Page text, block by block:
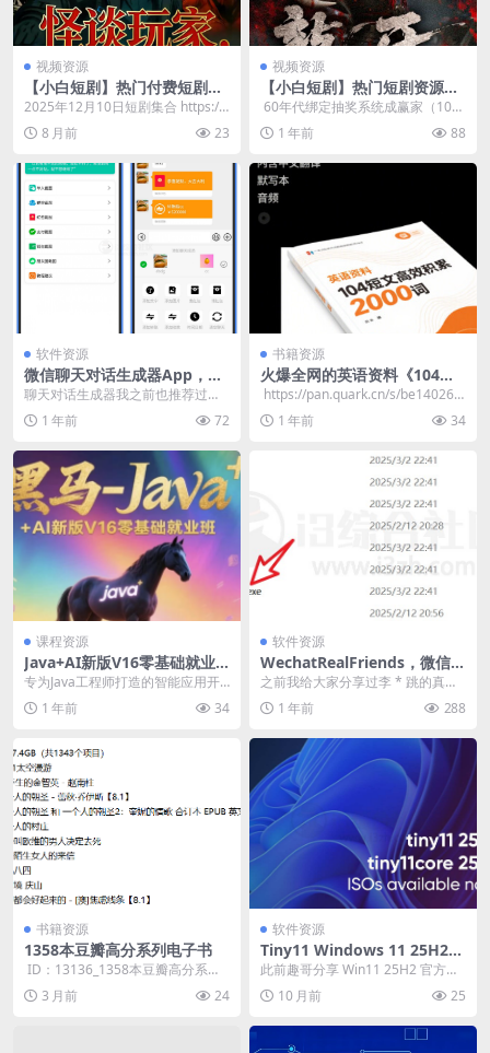
视频资源
【小白短剧】热门付费短剧资
源分享2025年12月10日 47部
2025年12月10日短剧集合 https://
pan.quark.cn/s/f...
8 月前 23
视频资源
【小白短剧】热门短剧资源分
享2025年7月14日
​ 60年代绑定抽奖系统成赢家（100
集）马丽莎 https://pan.qua...
1 年前 88
软件资源
微信聊天对话生成器App，真
的是整蛊、装逼两不误
聊天对话生成器我之前也推荐过别
的，但有些后来 “变质” 了，开始收
割用户。今天给...
1 年前 72
书籍资源
火爆全网的英语资料《104篇
短文高效积累2000词》 （内
含中文翻译+默写本+音频）pd
f/mp3
​ https://pan.quark.cn/s/be14026a
d97a
1 年前 34
课程资源
Java+AI新版V16零基础就业
班
专为Java工程师打造的智能应用开
发体系，掌握AI时代核心技术，2个
月助你开启A...
1 年前 34
软件资源
WechatRealFriends，微信真
实好友检测软件
之前我给大家分享过李 * 跳的真实
好友检测软件，当时我的微信好友
都 6000 多...
1 年前 288
书籍资源
1358本豆瓣高分系列电子书
​ ID：13136_1358本豆瓣高分系列
电子书 ├── 1-200 ...
3 月前 24
软件资源
Tiny11 Windows 11 25H2，
极致优化的超精简镜像系统
此前趣哥分享 Win11 25H2 官方镜
像后，后台满屏都是小伙伴的追
问：“有没...
10 月前 25